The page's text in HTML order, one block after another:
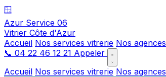
🪟
Azur Service 06
Vitrier Côte d'Azur
Accueil Nos services vitrerie Nos agences
📞 04 22 46 12 21 Appeler
Accueil Nos services vitrerie Nos agences